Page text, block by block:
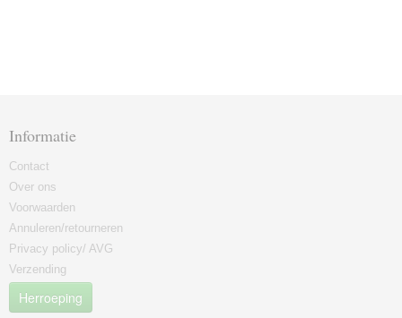
Informatie
Contact
Over ons
Voorwaarden
Annuleren/retourneren
Privacy policy/ AVG
Verzending
Herroeping